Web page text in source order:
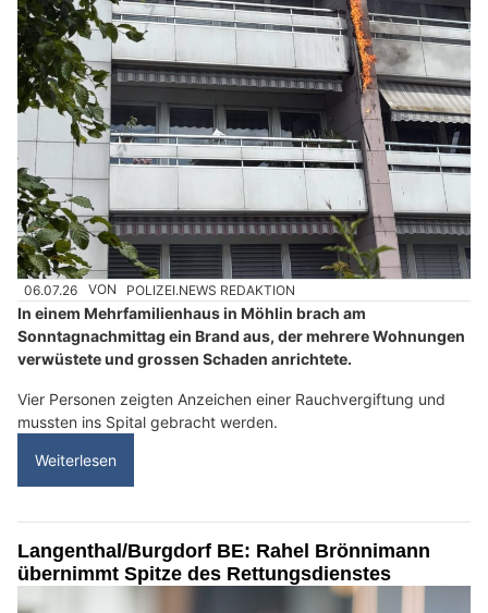
06.07.26 VON POLIZEI.NEWS REDAKTION
In einem Mehrfamilienhaus in Möhlin brach am
Sonntagnachmittag ein Brand aus, der mehrere Wohnungen
verwüstete und grossen Schaden anrichtete.
Vier Personen zeigten Anzeichen einer Rauchvergiftung und
mussten ins Spital gebracht werden.
Weiterlesen
Langenthal/Burgdorf BE: Rahel Brönnimann
übernimmt Spitze des Rettungsdienstes